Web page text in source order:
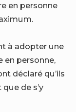
en personne
à adopter une
en personne,
déclaré qu’ils
de s’y